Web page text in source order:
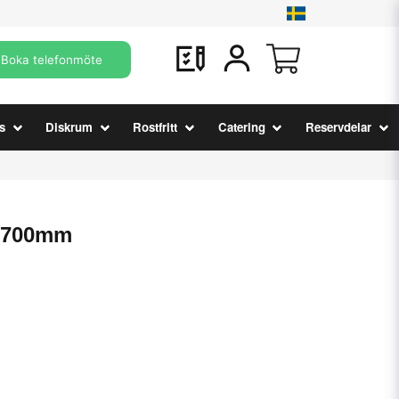
Boka telefonmöte
Diskrum Rostfritt Catering Reservdelar